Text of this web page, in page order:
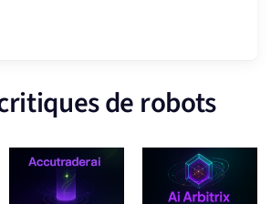
de robots